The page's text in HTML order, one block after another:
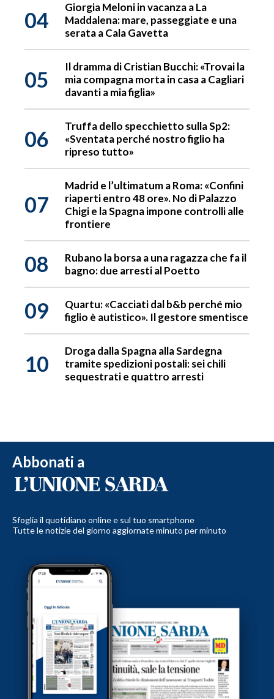
04
Giorgia Meloni in vacanza a La
Maddalena: mare, passeggiate e una
serata a Cala Gavetta
05
Il dramma di Cristian Bucchi: «Trovai la
mia compagna morta in casa a Cagliari
davanti a mia figlia»
06
Truffa dello specchietto sulla Sp2:
«Sventata perché nostro figlio ha
ripreso tutto»
07
Madrid e l’ultimatum a Roma: «Confini
riaperti entro 48 ore». No di Palazzo
Chigi e la Spagna impone controlli alle
frontiere
08
Rubano la borsa a una ragazza che fa il
bagno: due arresti al Poetto
09
Quartu: «Cacciati dal b&b perché mio
figlio è autistico». Il gestore smentisce
10
Droga dalla Spagna alla Sardegna
tramite spedizioni postali: sei chili
sequestrati e quattro arresti
Abbonati a
Sfoglia il quotidiano online e sul tuo smartphone
Tutte le notizie del giorno aggiornate minuto per minuto